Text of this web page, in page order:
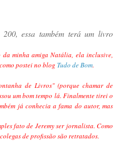
essa também terá um livro
minha amiga Natália, ela inclusive,
postei no blog Tudo de Bom.
de Livros" (porque chamar de
um bom tempo lá. Finalmente tirei o
já conhecia a fama do autor, mas
fato de Jeremy ser jornalista. Como
de profissão são retratados.